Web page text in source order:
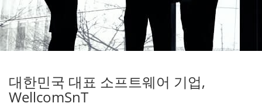
대한민국 대표 소프트웨어 기업,
WellcomSnT